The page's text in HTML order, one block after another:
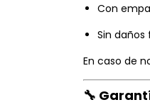
Con
Sin
En caso de
🔧